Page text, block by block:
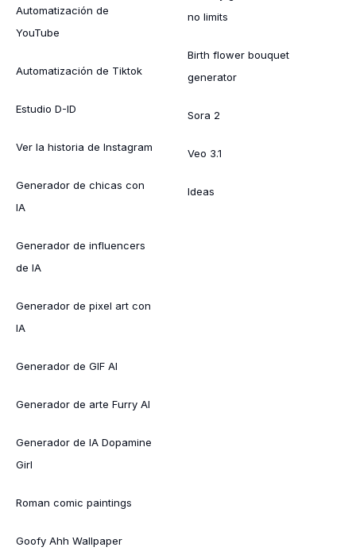
Automatización de
YouTube
Automatización de Tiktok
Estudio D-ID
Ver la historia de Instagram
Generador de chicas con
IA
Generador de influencers
de IA
Generador de pixel art con
IA
Generador de GIF AI
Generador de arte Furry AI
Generador de IA Dopamine
Girl
Roman comic paintings
Goofy Ahh Wallpaper
no limits
Birth flower bouquet
generator
Sora 2
Veo 3.1
Ideas